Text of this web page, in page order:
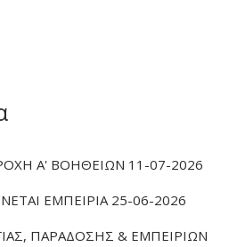
Α' ΒΟΗΘΕΙΩΝ 11-07-2026
ΕΜΠΕΙΡΙΑ 25-06-2026
ΠΑΡΑΔΟΣΗΣ & ΕΜΠΕΙΡΙΩΝ